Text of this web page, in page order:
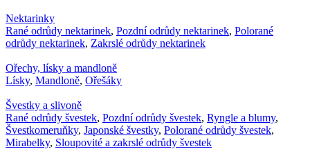
Nektarinky
Rané odrůdy nektarinek, Pozdní odrůdy nektarinek, Polorané
odrůdy nektarinek, Zakrslé odrůdy nektarinek
Ořechy, lísky a mandloně
Lísky, Mandloně, Ořešáky
Švestky a slivoně
Rané odrůdy švestek, Pozdní odrůdy švestek, Ryngle a blumy,
Švestkomeruňky, Japonské švestky, Polorané odrůdy švestek,
Mirabelky, Sloupovité a zakrslé odrůdy švestek